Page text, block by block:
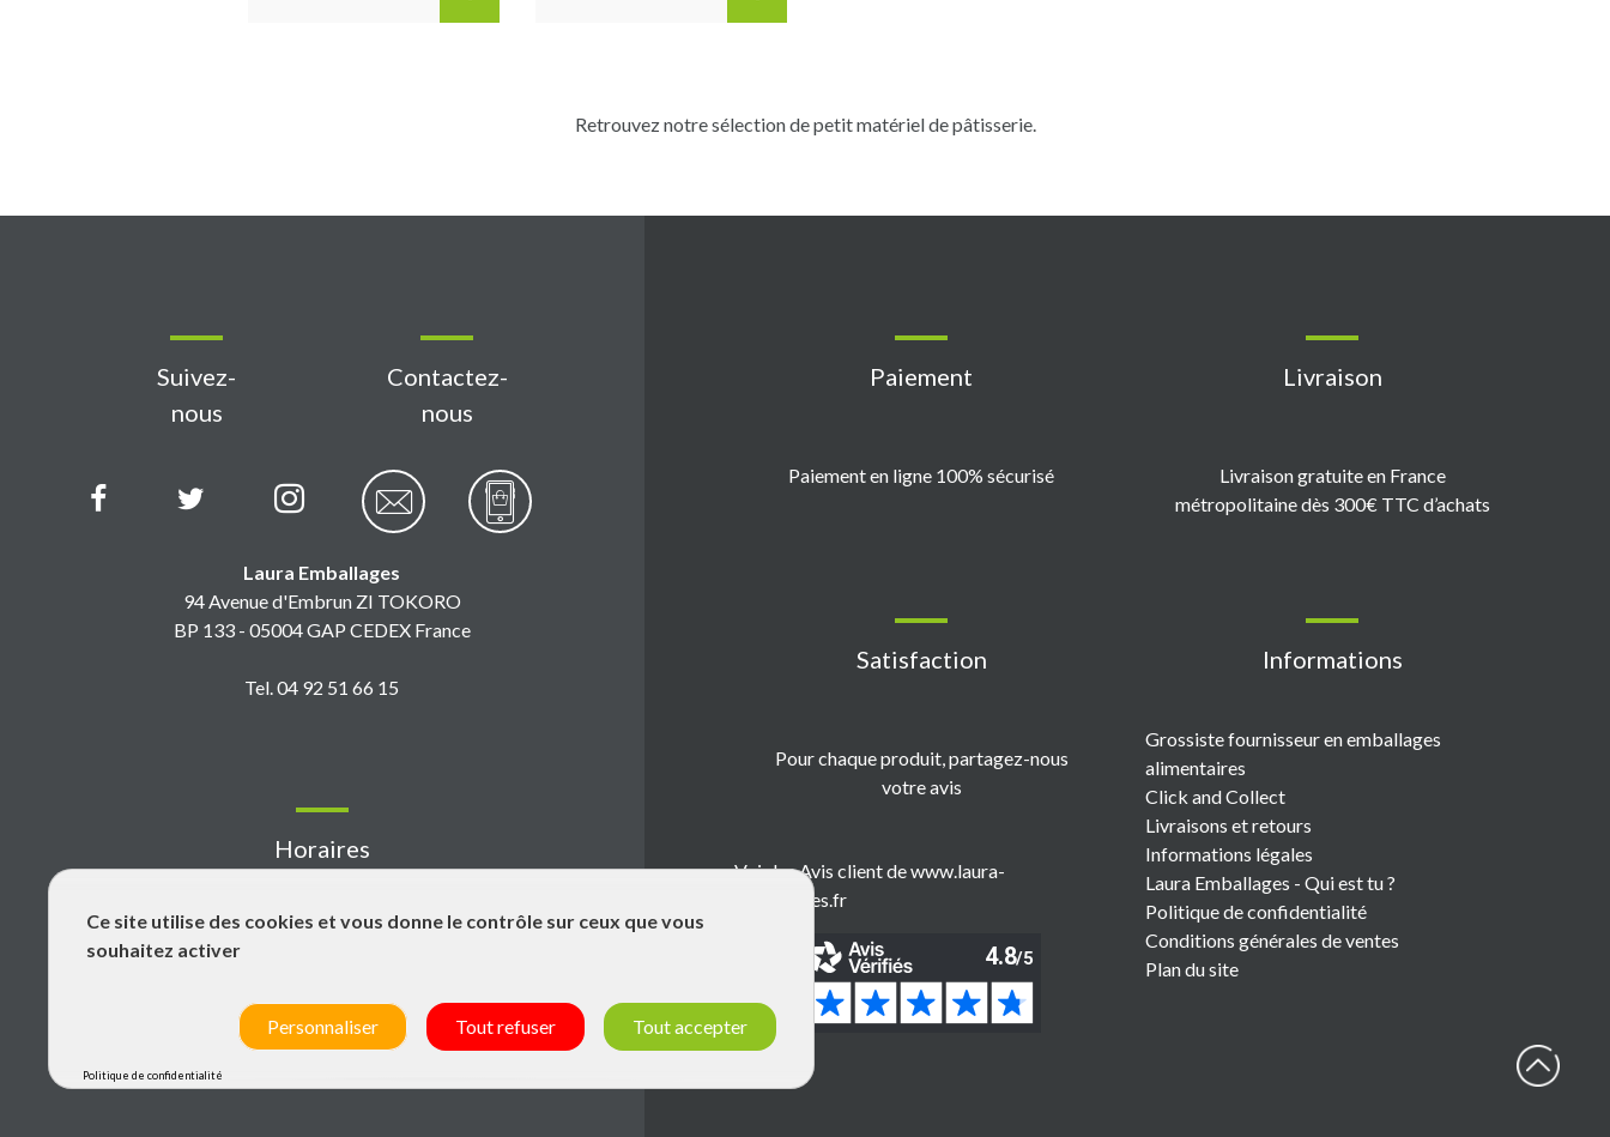
Retrouvez notre sélection de petit matériel de pâtisserie.
Suivez-
nous
Contactez-
nous
Laura Emballages
94 Avenue d'Embrun ZI TOKORO
BP 133 - 05004 GAP CEDEX France
Tel. 04 92 51 66 15
Horaires
Du lundi au vendredi : 7h-11h45 / 13h30-18h
Paiement
Paiement en ligne 100% sécurisé
Livraison
Livraison gratuite en France
métropolitaine dès 300€ TTC d’achats
Satisfaction
Pour chaque produit, partagez-nous
votre avis
Voir les Avis client de www.laura-
emballages.fr
Informations
Grossiste fournisseur en emballages
alimentaires
Click and Collect
Livraisons et retours
Informations légales
Laura Emballages - Qui est tu ?
Politique de confidentialité
Conditions générales de ventes
Plan du site
Ce site utilise des cookies et vous donne le contrôle sur ceux que vous
souhaitez activer
Tout accepter
Tout refuser
Personnaliser
Politique de confidentialité